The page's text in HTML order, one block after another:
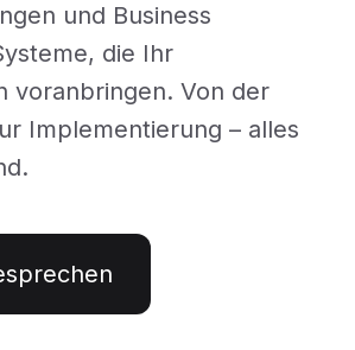
und Business
die Ihr
voranbringen. Von der
Implementierung – alles